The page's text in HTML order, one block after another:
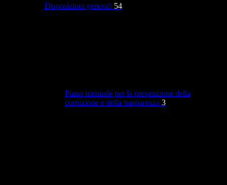
Disposizioni generali 54
Piano triennale per la prevenzione della
corruzione e della trasparenza 3